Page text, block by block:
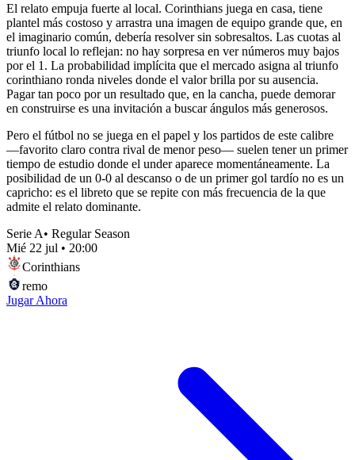
El relato empuja fuerte al local. Corinthians juega en casa, tiene
plantel más costoso y arrastra una imagen de equipo grande que, en
el imaginario común, debería resolver sin sobresaltos. Las cuotas al
triunfo local lo reflejan: no hay sorpresa en ver números muy bajos
por el 1. La probabilidad implícita que el mercado asigna al triunfo
corinthiano ronda niveles donde el valor brilla por su ausencia.
Pagar tan poco por un resultado que, en la cancha, puede demorar
en construirse es una invitación a buscar ángulos más generosos.
Pero el fútbol no se juega en el papel y los partidos de este calibre
—favorito claro contra rival de menor peso— suelen tener un primer
tiempo de estudio donde el under aparece momentáneamente. La
posibilidad de un 0-0 al descanso o de un primer gol tardío no es un
capricho: es el libreto que se repite con más frecuencia de la que
admite el relato dominante.
Serie A• Regular Season
Mié 22 jul • 20:00
Corinthians
remo
Jugar Ahora